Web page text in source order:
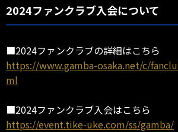
2024ファンクラブ入会について
■2024ファンクラブの詳細はこちら
https://www.gamba-osaka.net/c/
ml
■2024ファンクラブ入会はこちら
https://event.tike-uke.com/ss/gamba/